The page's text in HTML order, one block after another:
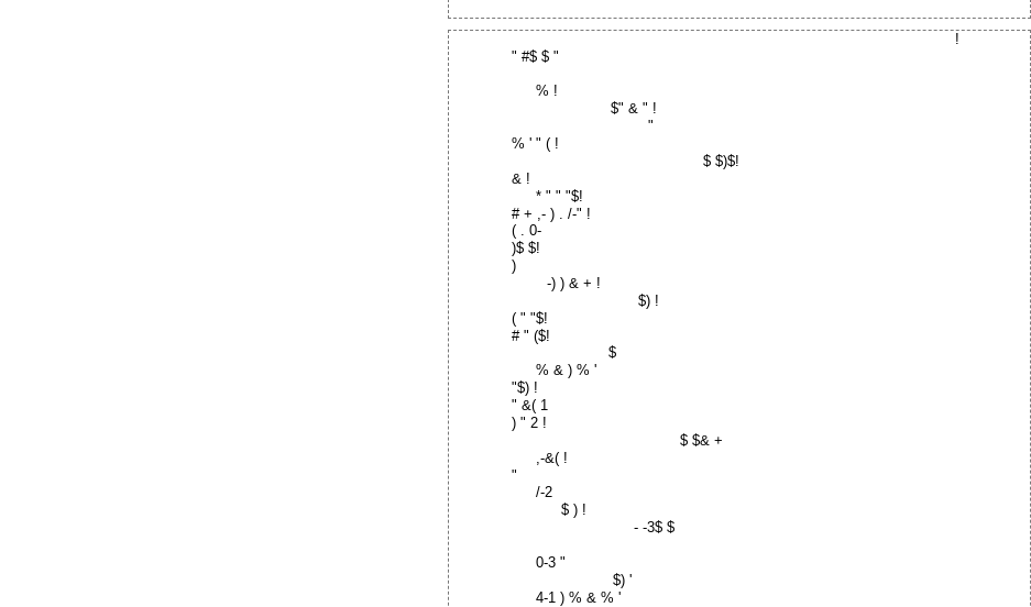
!
" #$ $ "
% !
$" & " !
"
% ' " ( !
$ $)$!
& !
* " " "$!
# + ,- ) . /-" !
( . 0-
)$ $!
)
-) ) & + !
$) !
( " "$!
# " ($!
$
% & ) % '
"$) !
" &( 1
) " 2 !
$ $& +
,-&( !
"
/-2
$ ) !
- -3$ $
0-3 "
$) '
4-1 ) % & % '